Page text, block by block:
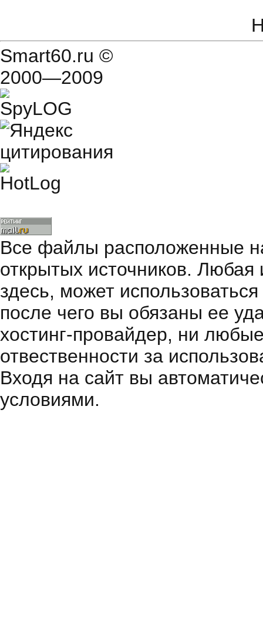
Smart60.ru ©
2000—2009
Все файлы расположенные
открытых источников.
здесь, может
после чего вы обязаны ее
хостинг-провайдер, ни
отвественности за
Входя на сайт вы
условиями.